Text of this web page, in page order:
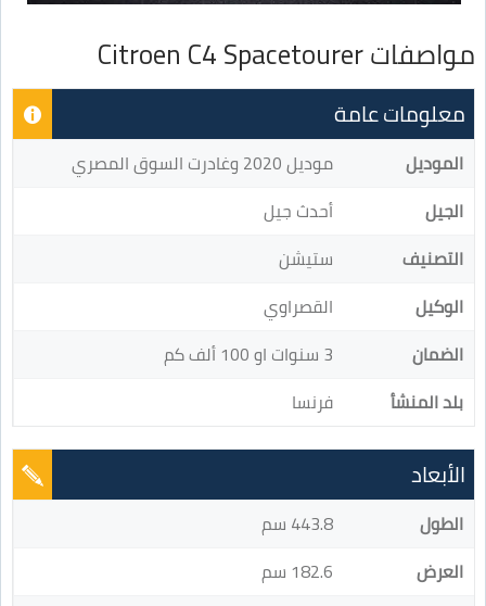
مواصفات Citroen C4 Spacetourer
معلومات عامة
الموديل
موديل 2020 وغادرت السوق المصري
الجيل
أحدث جيل
التصنيف
ستيشن
الوكيل
القصراوي
الضمان
3 سنوات او 100 ألف كم
بلد المنشأ
فرنسا
الأبعاد
الطول
443.8 سم
العرض
182.6 سم